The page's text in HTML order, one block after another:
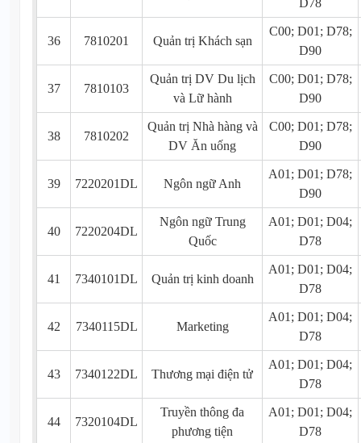
D78
36 7810201 Quản trị Khách sạn
C00; D01; D78;
D90
37 7810103
Quản trị DV Du lịch
và Lữ hành
C00; D01; D78;
D90
38 7810202
Quản trị Nhà hàng và
DV Ăn uống
C00; D01; D78;
D90
39 7220201DL Ngôn ngữ Anh
A01; D01; D78;
D90
40 7220204DL
Ngôn ngữ Trung
Quốc
A01; D01; D04;
D78
41 7340101DL Quản trị kinh doanh
A01; D01; D04;
D78
42 7340115DL Marketing
A01; D01; D04;
D78
43 7340122DL Thương mại điện tử
A01; D01; D04;
D78
44 7320104DL
Truyền thông đa
phương tiện
A01; D01; D04;
D78